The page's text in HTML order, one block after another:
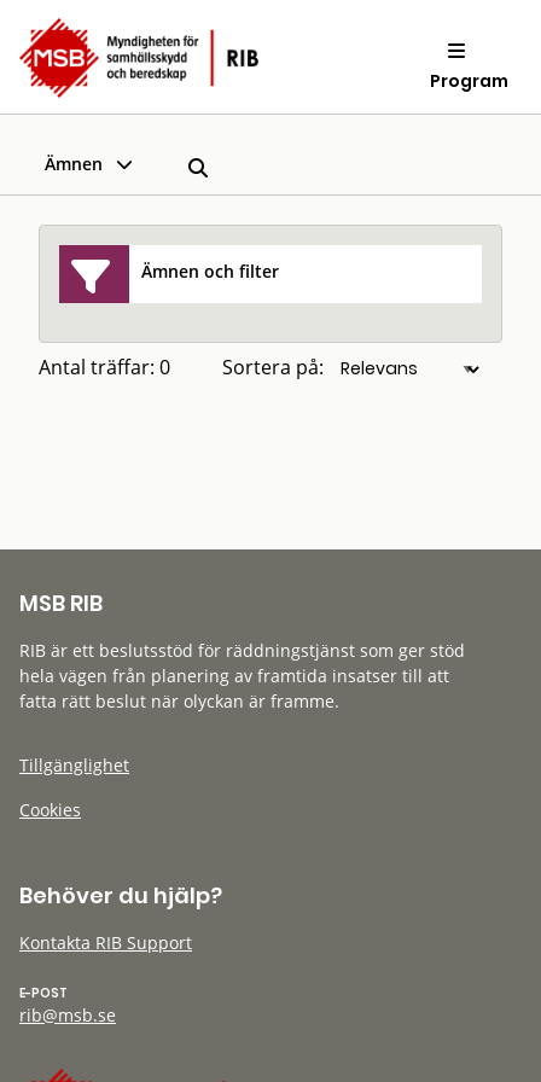
Program
Ämnen
Ämnen och filter
Antal träffar: 0 Sortera på:
MSB RIB
RIB är ett beslutsstöd för räddningstjänst som ger stöd
hela vägen från planering av framtida insatser till att
fatta rätt beslut när olyckan är framme.
Tillgänglighet
Cookies
Behöver du hjälp?
Kontakta RIB Support
E-POST
rib@msb.se